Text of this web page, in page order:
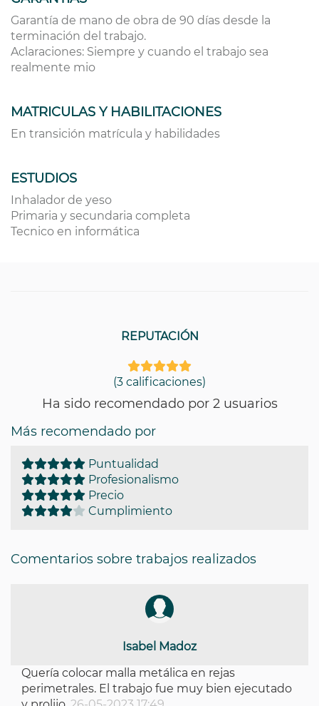
Garantía de mano de obra de 90 días desde la
terminación del trabajo.
Aclaraciones: Siempre y cuando el trabajo sea
realmente mio
MATRICULAS Y HABILITACIONES
En transición matrícula y habilidades
ESTUDIOS
Inhalador de yeso
Primaria y secundaria completa
Tecnico en informática
REPUTACIÓN
(3 calificaciones)
Ha sido recomendado por 2 usuarios
Más recomendado por
Puntualidad
Profesionalismo
Precio
Cumplimiento
Comentarios sobre trabajos realizados
Isabel Madoz
Quería colocar malla metálica en rejas
perimetrales. El trabajo fue muy bien ejecutado